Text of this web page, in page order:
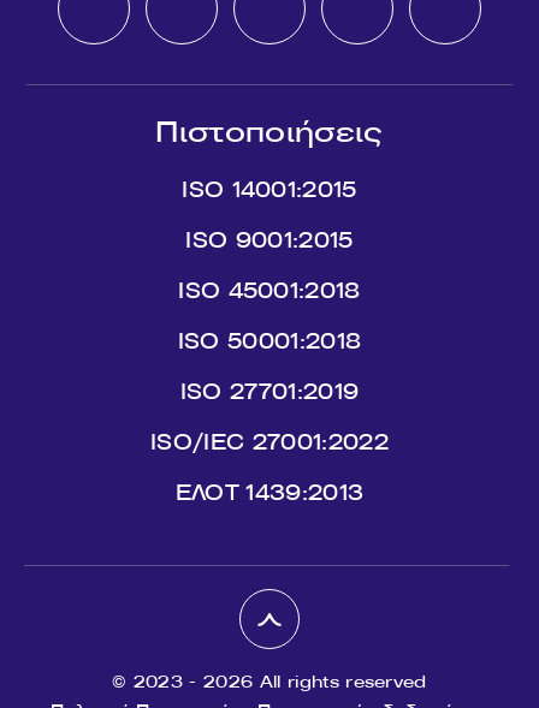
Πιστοποιήσεις
ISO 14001:2015
ISO 9001:2015
ISO 45001:2018
ISO 50001:2018
ISO 27701:2019
ISO/IEC 27001:2022
ΕΛΟΤ 1439:2013
© 2023 - 2026 All rights reserved